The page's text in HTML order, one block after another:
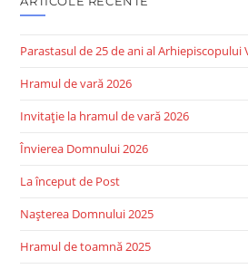
Parastasul de 25 de ani al Arhiepiscopului
Hramul de vară 2026
Invitație la hramul de vară 2026
Învierea Domnului 2026
La început de Post
Nașterea Domnului 2025
Hramul de toamnă 2025